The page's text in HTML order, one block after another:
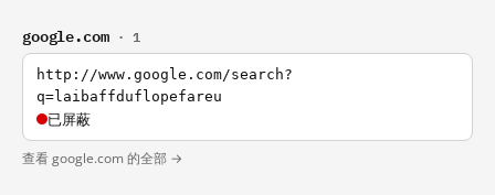
google.com · 1
http://www.google.com/search?
q=laibaffduflopefareu
已屏蔽
查看 google.com 的全部 →